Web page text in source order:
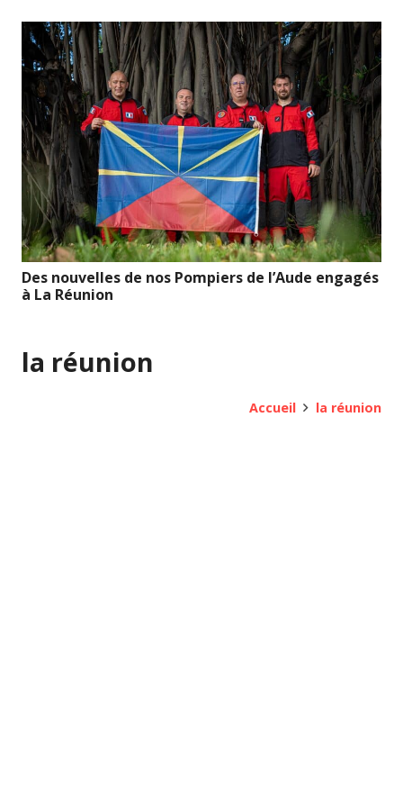
Des nouvelles de nos Pompiers de l’Aude engagés
à La Réunion
la réunion
Accueil la réunion